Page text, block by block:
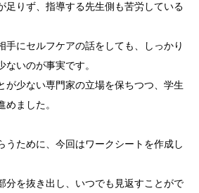
足りず、指導する先生側も苦労している
手にセルフケアの話をしても、しっかり
いのが事実です。
が少ない専門家の立場を保ちつつ、学生
ました。
うために、今回はワークシートを作成し
分を抜き出し、いつでも見返すことがで